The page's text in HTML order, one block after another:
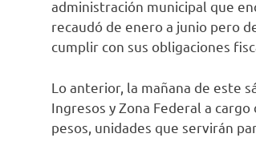
administración municipal que
recaudó de enero a junio pero
cumplir con sus obligaciones
Lo anterior, la mañana de este
Ingresos y Zona Federal a
pesos, unidades que servirán